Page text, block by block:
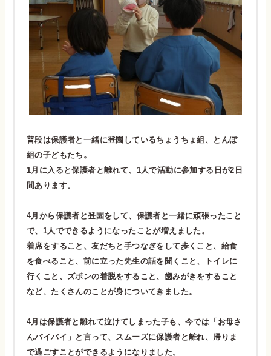
普段は保護者と一緒に登園しているちょうちょ組、とんぼ
組の子どもたち。
1月に入ると保護者と離れて、1人で活動に参加する日が2日
間あります。
4月から保護者と登園をして、保護者と一緒に頑張ったこと
で、1人でできるようになったことが増えました。
着席をすること、友だちと手つなぎをして歩くこと、給食
を食べること、前に立った先生の話を聞くこと、トイレに
行くこと、ズボンの着脱をすること、歯みがきをすること
など、たくさんのことが身についてきました。
4月は保護者と離れて泣けてしまった子も、今では「お母さ
んバイバイ」と言って、スムーズに保護者と離れ、帰りま
で過ごすことができるようになりました。